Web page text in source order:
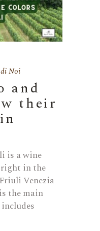
Noi
and
their
is a wine
in the
Venezia
the main